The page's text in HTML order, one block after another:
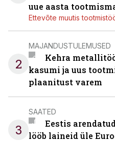
uue aasta
Ettevõte muutis
2
MAJANDUSTULEMUSED
Kehra
kasumi ja uus
plaanitust varem
3
SAATED
Eestis
lööb laineid üle